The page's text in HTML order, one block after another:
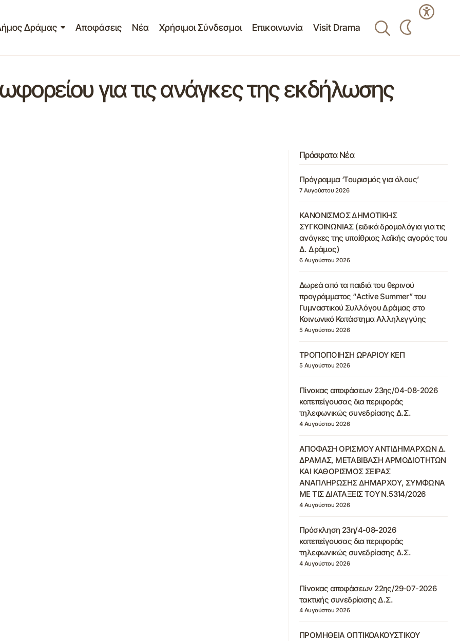
Δράμας Αποφάσεις Νέα Χρήσιμοι Σύνδεσμοι Επικοινωνία Visit Drama
για τις ανάγκες της εκδήλωσης
Πρόσφατα Νέα
Πρόγραμμα ‘Τουρισμός για όλους’
7 Αυγούστου 2026
ΚΑΝΟΝΙΣΜΟΣ ΔΗΜΟΤΙΚΗΣ
ΣΥΓΚΟΙΝΩΝΙΑΣ (ειδικά δρομολόγια για τις
ανάγκες της υπαίθριας λαϊκής αγοράς του
Δ. Δράμας)
6 Αυγούστου 2026
Δωρεά από τα παιδιά του θερινού
προγράμματος “Active Summer” του
Γυμναστικού Συλλόγου Δράμας στο
Κοινωνικό Κατάστημα Αλληλεγγύης
5 Αυγούστου 2026
ΤΡΟΠΟΠΟΙΗΣΗ ΩΡΑΡΙΟΥ ΚΕΠ
5 Αυγούστου 2026
Πίνακας αποφάσεων 23ης/04-08-2026
κατεπείγουσας δια περιφοράς
τηλεφωνικώς συνεδρίασης Δ.Σ.
4 Αυγούστου 2026
ΑΠΟΦΑΣΗ ΟΡΙΣΜΟΥ ΑΝΤΙΔΗΜΑΡΧΩΝ Δ.
ΔΡΑΜΑΣ, ΜΕΤΑΒΙΒΑΣΗ ΑΡΜΟΔΙΟΤΗΤΩΝ
ΚΑΙ ΚΑΘΟΡΙΣΜΟΣ ΣΕΙΡΑΣ
ΑΝΑΠΛΗΡΩΣΗΣ ΔΗΜΑΡΧΟΥ, ΣΥΜΦΩΝΑ
ΜΕ ΤΙΣ ΔΙΑΤΑΞΕΙΣ ΤΟΥ Ν.5314/2026
4 Αυγούστου 2026
Πρόσκληση 23η/4-08-2026
κατεπείγουσας δια περιφοράς
τηλεφωνικώς συνεδρίασης Δ.Σ.
4 Αυγούστου 2026
Πίνακας αποφάσεων 22ης/29-07-2026
τακτικής συνεδρίασης Δ.Σ.
4 Αυγούστου 2026
ΠΡΟΜΗΘΕΙΑ ΟΠΤΙΚΟΑΚΟΥΣΤΙΚΟΥ